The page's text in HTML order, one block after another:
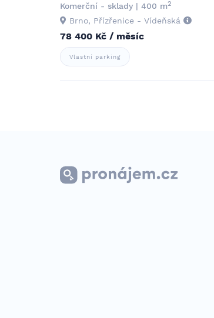
Komerční - sklady | 400 m2
Brno, Přízřenice - Vídeňská
78 400 Kč / měsíc
Vlastní parking